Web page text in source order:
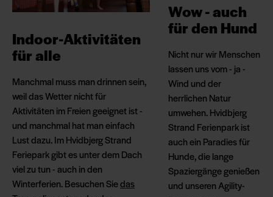
Indoor-Aktivitäten
für alle
Manchmal muss man drinnen sein,
weil das Wetter nicht für
Aktivitäten im Freien geeignet ist -
und manchmal hat man einfach
Lust dazu. Im Hvidbjerg Strand
Feriepark gibt es unter dem Dach
viel zu tun - auch in den
Winterferien. Besuchen Siedas
Wow - auch
für den Hund
Nicht nur wir Menschen
lassen uns vom - ja -
Wind und der
herrlichen Natur
umwehen. Hvidbjerg
Strand Ferienpark ist
auch ein Paradies für
Hunde, die lange
Spaziergänge genießen
und unseren Agility-